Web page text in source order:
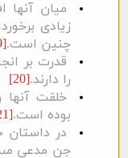
میان آنها
زیادی
چنین است.[19]
قدرت بر
را دارند.[20]
خلقت
بوده است.[21]
در داستان
جن مدعى